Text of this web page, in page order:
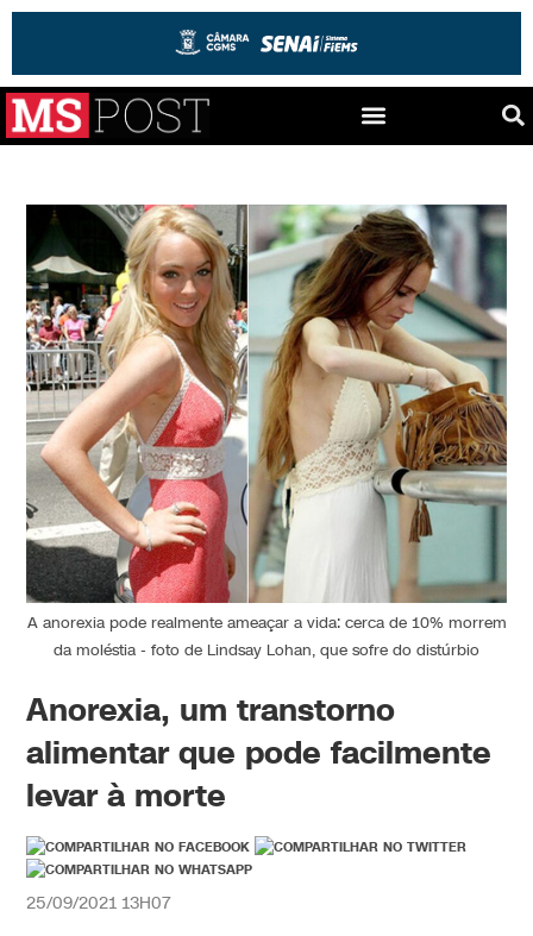
A anorexia pode realmente ameaçar a vida: cerca de 10% morrem
da moléstia - foto de Lindsay Lohan, que sofre do distúrbio
Anorexia, um transtorno
alimentar que pode facilmente
levar à morte
25/09/2021 13H07